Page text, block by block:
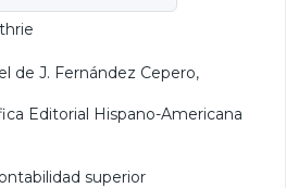
de J. Fernández Cepero,
Editorial Hispano-Americana
superior